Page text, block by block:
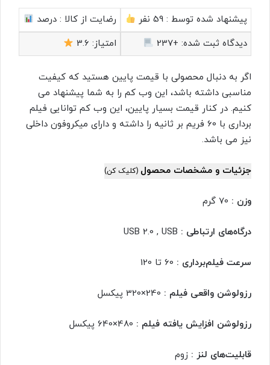
پیشنهاد شده توسط : 59 نفر رضایت از کالا : درصد
دیدگاه ثبت شده: +237 امتیاز: 3.6
اگر به دنبال محصولی با قیمت پایین هستید که کیفیت
مناسبی داشته باشد، این وب کم را به شما پیشنهاد می
کنیم. در کنار قیمت بسیار پایین، این وب کم توانایی فیلم
برداری با 60 فریم بر ثانیه را داشته و دارای میکروفون داخلی
نیز می باشد.
جزئیات و مشخصات محصول (کلیک کن)
وزن :
درگاه‌های ارتباطی :
سرعت فیلم‌برداری :
رزولوشن واقعی فیلم :
رزولوشن افزایش یافته فیلم :
قابلیت‌های لنز : زوم